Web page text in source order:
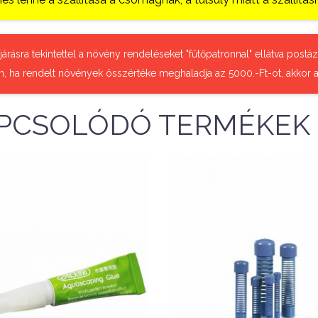
tekintettel a növény rendeléseket "fűtőpatronnal" ellátva
ha rendelt növények összértéke meghaladja az 5000.-Ft-ot, akkor
TERMÉKEK
Aquascaping glue -
ragasztó növény
Nettó ár: 2,669 Ft
Aqua Medic PVC